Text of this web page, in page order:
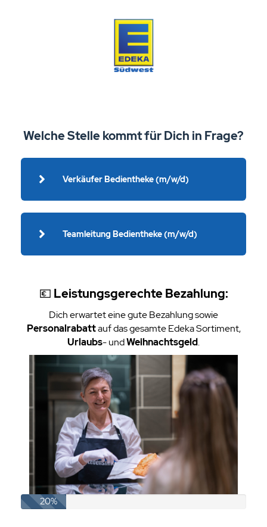
Welche Stelle kommt für Dich in Frage?
Verkäufer Bedientheke (m/w/d)
Teamleitung Bedientheke (m/w/d)
💶 Leistungsgerechte Bezahlung:
Dich erwartet eine gute Bezahlung sowie
Personalrabattauf das gesamte Edeka Sortiment,
Urlaubs- undWeihnachtsgeld.
20%